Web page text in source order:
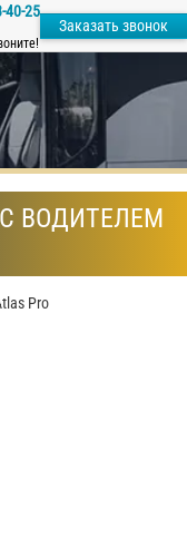
40-25
Заказать звонок
С ВОДИТЕЛЕМ
Pro